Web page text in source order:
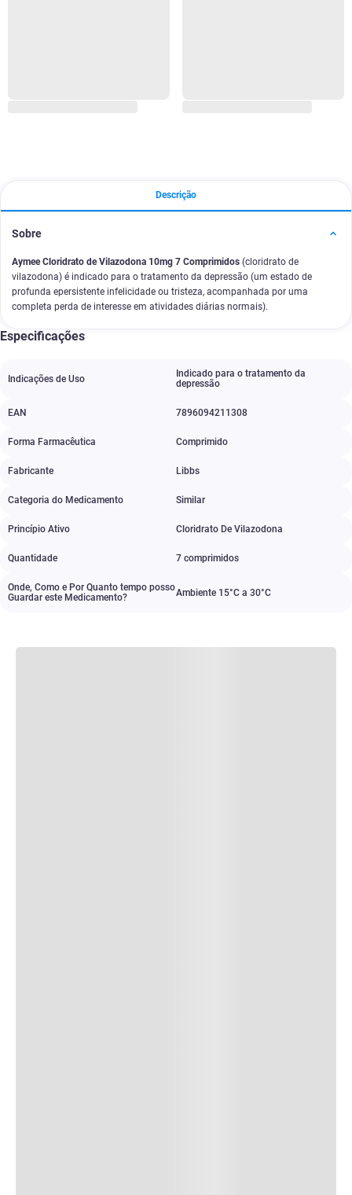
Descrição
Sobre
Aymee Cloridrato de Vilazodona 10mg 7 Comprimidos (cloridrato de
vilazodona) é indicado para o tratamento da depressão (um estado de
profunda epersistente infelicidade ou tristeza, acompanhada por uma
completa perda de interesse em atividades diárias normais).
Especificações
Indicações de Uso
Indicado para o tratamento da
depressão
EAN 7896094211308
Forma Farmacêutica Comprimido
Fabricante Libbs
Categoria do Medicamento Similar
Princípio Ativo Cloridrato De Vilazodona
Quantidade 7 comprimidos
Onde, Como e Por Quanto tempo posso
Guardar este Medicamento?
Ambiente 15°C a 30°C